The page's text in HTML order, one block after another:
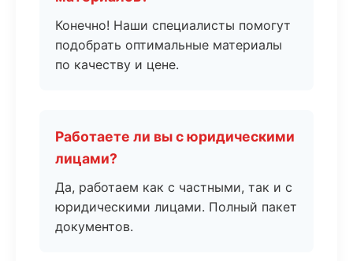
Конечно! Наши специалисты помогут
подобрать оптимальные материалы
по качеству и цене.
Работаете ли вы с юридическими
лицами?
Да, работаем как с частными, так и с
юридическими лицами. Полный пакет
документов.